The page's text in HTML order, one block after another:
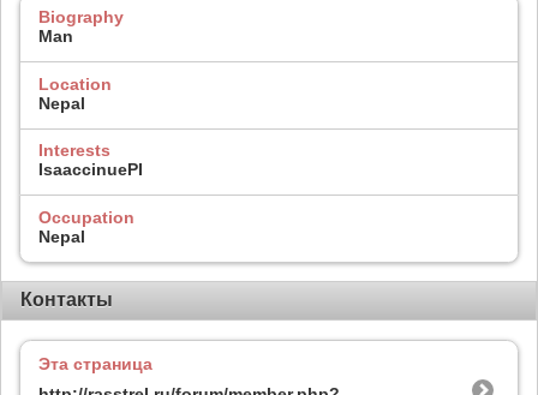
Biography
Man
Location
Nepal
Interests
IsaaccinuePI
Occupation
Nepal
Контакты
Эта страница